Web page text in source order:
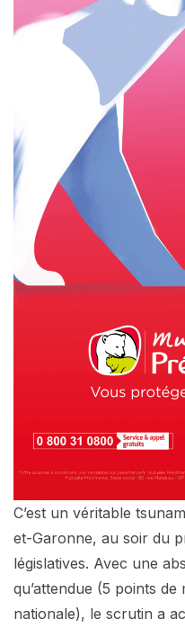
C’est un véritable
et-Garonne, au soir du
législatives. Avec une
qu’attendue (5 points
nationale), le scrutin a